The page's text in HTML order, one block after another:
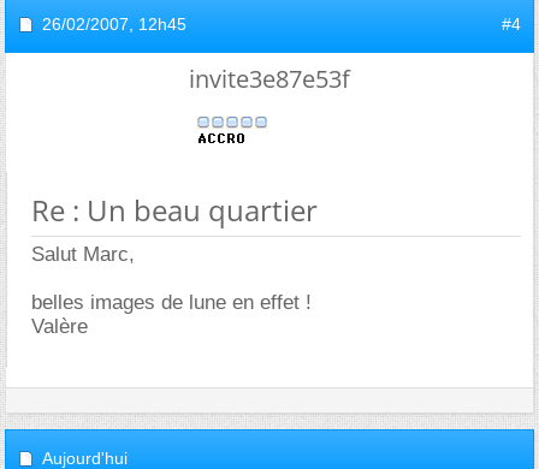
26/02/2007, 12h45 #4
invite3e87e53f
Re : Un beau quartier
Salut Marc,
belles images de lune en effet !
Valère
Aujourd'hui